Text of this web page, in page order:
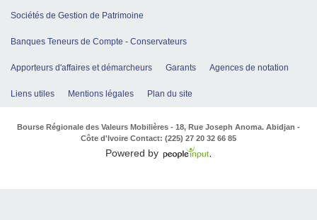
Sociétés de Gestion de Patrimoine
Banques Teneurs de Compte - Conservateurs
Apporteurs d'affaires et démarcheurs Garants Agences de notation
Liens utiles Mentions légales Plan du site
Bourse Régionale des Valeurs Mobilières - 18, Rue Joseph Anoma. Abidjan -
Côte d'Ivoire Contact: (225) 27 20 32 66 85
Powered by